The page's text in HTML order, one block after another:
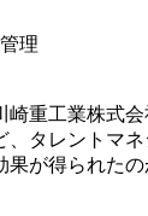
理
崎重工業株式
、タレントマ
果が得られた